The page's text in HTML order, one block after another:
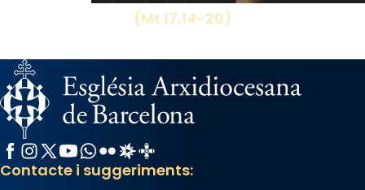
(Mt 17,14-20)
Facebook
Instagram
X / Twitter
YouTube
WhatsApp
FlickrRadio Estel
Catalunya Cristiana
Contacte i suggeriments: